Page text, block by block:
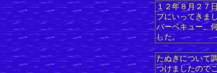
１２年８月２７
プにいってきま
バーベキュー、
した。
たぬきについて
つけましたの